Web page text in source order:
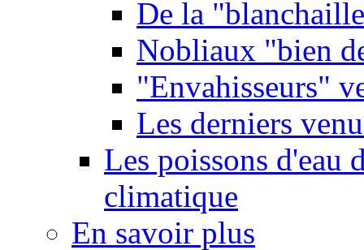
De la
Nobliaux "bien
"Envahisseurs"
Les derniers
Les poissons d'eau
climatique
En savoir plus